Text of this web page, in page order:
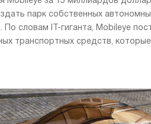
парк собственных
По словам IT-гиганта, Mobileye
транспортных средств,